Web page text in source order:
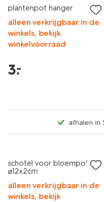
plantenpot hanger
alleen verkrijgbaar in de
winkels, bekijk
winkelvoorraad
3.
–
afhalen in
schotel voor bloempot
⌀12x2cm
alleen verkrijgbaar in de
winkels, bekijk